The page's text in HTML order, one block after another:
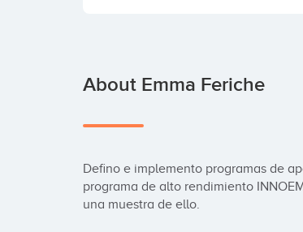
About Emma Feriche
Defino e implemento programas de
programa de alto rendimiento
una muestra de ello.